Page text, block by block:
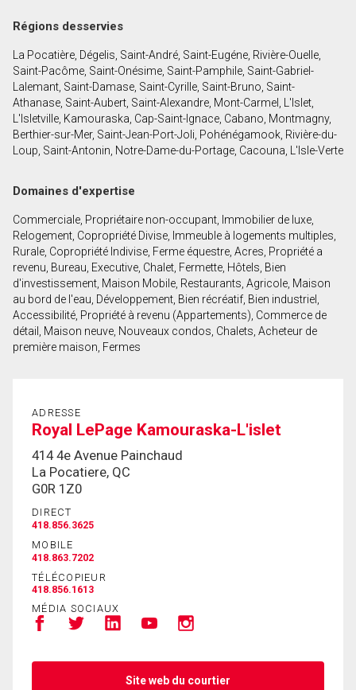
Nom
Téléphone
(Optionnel)
Message
nous fournissez l'autorisation écrite de
communiquer avec vous.
Régions desservies
La Pocatière, Dégelis, Saint-André, Saint-Eugéne, Rivière-Ouelle,
Saint-Pacôme, Saint-Onésime, Saint-Pamphile, Saint-Gabriel-
Lalemant, Saint-Damase, Saint-Cyrille, Saint-Bruno, Saint-
Athanase, Saint-Aubert, Saint-Alexandre, Mont-Carmel, L'Islet,
L'Isletville, Kamouraska, Cap-Saint-Ignace, Cabano, Montmagny,
Berthier-sur-Mer, Saint-Jean-Port-Joli, Pohénégamook, Rivière-du-
Loup, Saint-Antonin, Notre-Dame-du-Portage, Cacouna, L'Isle-Verte
Domaines d'expertise
Commerciale, Propriétaire non-occupant, Immobilier de luxe,
Relogement, Copropriété Divise, Immeuble à logements multiples,
Rurale, Copropriété Indivise, Ferme équestre, Acres, Propriété a
revenu, Bureau, Executive, Chalet, Fermette, Hôtels, Bien
d'investissement, Maison Mobile, Restaurants, Agricole, Maison
au bord de l'eau, Développement, Bien récréatif, Bien industriel,
Accessibilité, Propriété à revenu (Appartements), Commerce de
détail, Maison neuve, Nouveaux condos, Chalets, Acheteur de
première maison, Fermes
ADRESSE
Royal LePage Kamouraska-L'islet
414 4e Avenue Painchaud
La Pocatiere, QC
G0R 1Z0
DIRECT
418.856.3625
MOBILE
418.863.7202
TÉLÉCOPIEUR
418.856.1613
MÉDIA SOCIAUX
Site web du courtier